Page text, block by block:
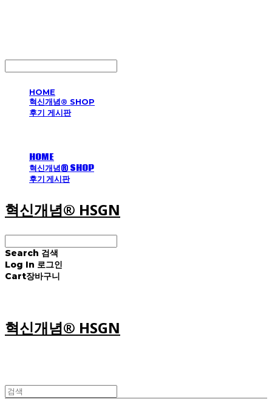
HOME
혁신개념® SHOP
후기 게시판
HOME
혁신개념® SHOP
후기 게시판
혁신개념® HSGN
Search 검색
Log In 로그인
Cart장바구니
혁신개념® HSGN